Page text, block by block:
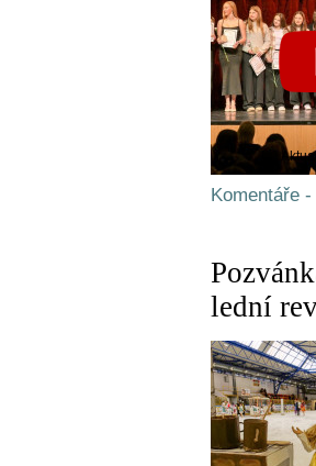
Komentáře
lední